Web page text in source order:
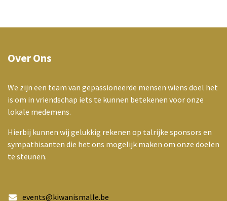
Over Ons
We zijn een team van gepassioneerde mensen wiens doel het
is om in vriendschap iets te kunnen betekenen voor onze
lokale medemens.
Hierbij kunnen wij gelukkig rekenen op talrijke sponsors en
sympathisanten die het ons mogelijk maken om onze doelen
te steunen.
events@kiwanismalle.be